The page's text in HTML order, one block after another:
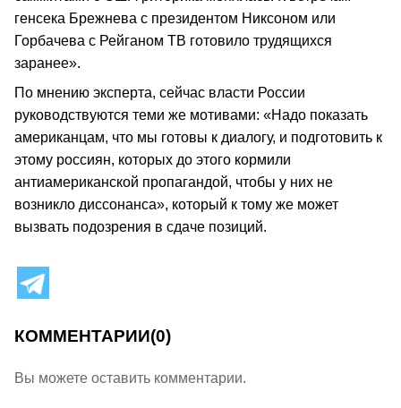
генсека Брежнева с президентом Никсоном или
Горбачева с Рейганом ТВ готовило трудящихся
заранее».
По мнению эксперта, сейчас власти России
руководствуются теми же мотивами: «Надо показать
американцам, что мы готовы к диалогу, и подготовить к
этому россиян, которых до этого кормили
антиамериканской пропагандой, чтобы у них не
возникло диссонанса», который к тому же может
вызвать подозрения в сдаче позиций.
КОММЕНТАРИИ(0)
Вы можете оставить комментарии.